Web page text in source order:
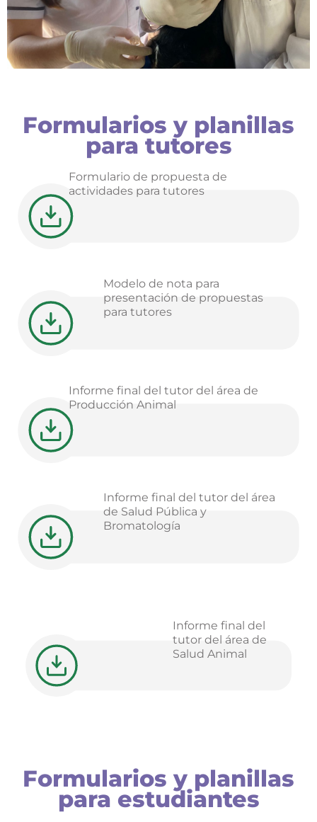
PROFESIONALES
Formularios y planillas
para tutores
Formulario de propuesta de
actividades para tutores
Modelo de nota para
presentación de propuestas
para tutores
Informe final del tutor del área de
Producción Animal
Informe final del tutor del área
de Salud Pública y
Bromatología
Informe final del
tutor del área de
Salud Animal
Formularios y planillas
para estudiantes